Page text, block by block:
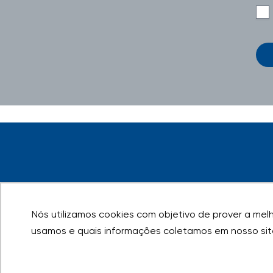
Nós utilizamos cookies com objetivo de prover a
usamos e quais informações coletamos em nosso
Nós utilizamos cookies com objetivo de prover a
usamos e quais informações coletamos em nosso